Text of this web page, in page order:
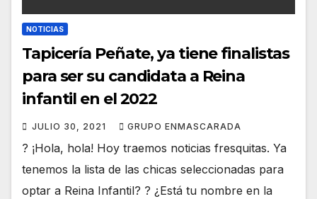
NOTICIAS
Tapicería Peñate, ya tiene finalistas
para ser su candidata a Reina
infantil en el 2022
JULIO 30, 2021 GRUPO ENMASCARADA
? ¡Hola, hola! Hoy traemos noticias fresquitas. Ya
tenemos la lista de las chicas seleccionadas para
optar a Reina Infantil? ? ¿Está tu nombre en la